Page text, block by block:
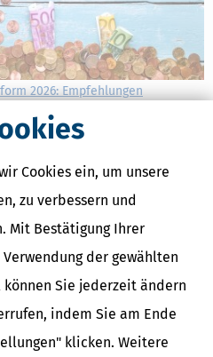
Cookies ein, um unsere
zu verbessern und
Mit Bestätigung Ihrer
der gewählten
können Sie jederzeit ändern
indem Sie am Ende
klicken. Weitere
2026: Empfehlungen
um die gesetzliche Rente
verständlicher zu machen. Wir